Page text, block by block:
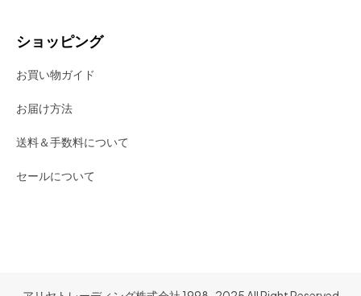
ショッピング
お買い物ガイド
お届け方法
送料＆手数料について
セールについて